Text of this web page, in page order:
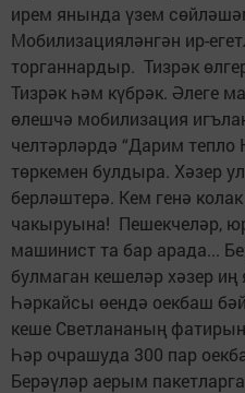
ирем янында үзем
Мобилизацияләнгән ир-
торганнардыр. Тизрәк
Тизрәк һәм күбрәк. Әлеге
өлешчә мобилизация
челтәрләрдә “Дарим
төркемен булдыра. Хәзер
берләштерә. Кем генә
чакыруына! Пешекчеләр,
машинист та бар арада...
булмаган кешеләр хәзер
Һәркайсы өендә оекбаш
кеше Светлананың
Һәр очрашуда 300 пар
Берәүләр аерым